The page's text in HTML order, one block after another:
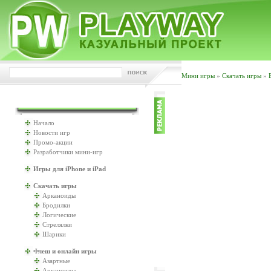
Мини игры » Скачать игры »
Начало
Новости игр
Промо-акции
Разработчики мини-игр
Игры для iPhone и iPad
Скачать игры
Арканоиды
Бродилки
Логические
Стрелялки
Шарики
Флеш и онлайн игры
Азартные